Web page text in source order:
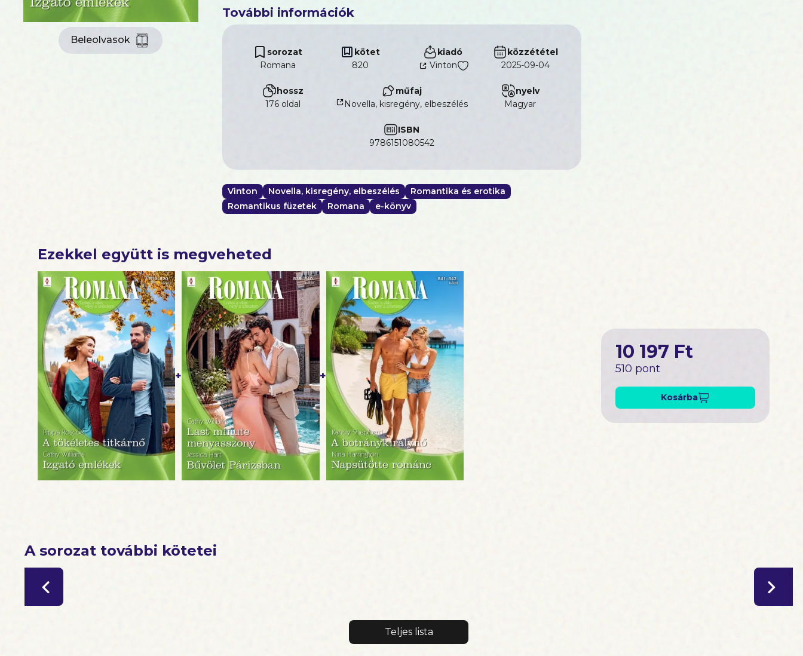
Beleolvasok
izgalommal töltik el, de tudja, hogy a férfi nemsokára rangjához méltó házasságot
fog kötni…
További információk
sorozat
Romana
kötet
820
kiadó
Vinton
közzététel
2025-09-04
hossz
176 oldal
műfaj
Novella, kisregény, elbeszélés
nyelv
magyar
ISBN
9786151080542
Vinton Novella, kisregény, elbeszélés
Romantika és erotika
Romantikus füzetek
Romana e-könyv
Ezekkel együtt is megveheted
+ +
10 197 Ft
510 pont
Kosárba
A sorozat további kötetei
Teljes lista